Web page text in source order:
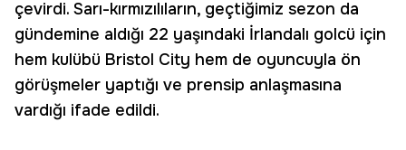
çevirdi. Sarı-kırmızılıların, geçtiğimiz sezon da
gündemine aldığı 22 yaşındaki İrlandalı golcü için
hem kulübü Bristol City hem de oyuncuyla ön
görüşmeler yaptığı ve prensip anlaşmasına
vardığı ifade edildi.